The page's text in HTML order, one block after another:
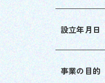
設立年月日
事業の目的